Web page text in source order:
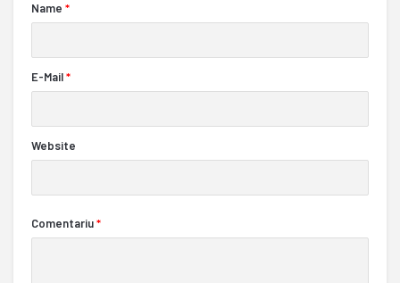
Name *
E-Mail*
Website
Comentariu*